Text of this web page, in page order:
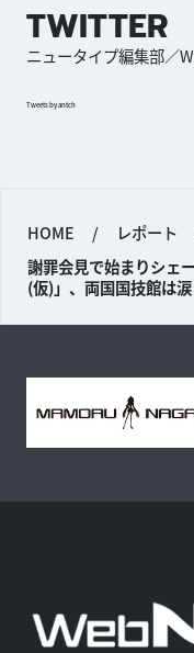
TWITTER
ニュータイプ編集部／
Tweets by antch
HOME / レポート
謝罪会見で始まりシェ
(仮)」、両国国技館は